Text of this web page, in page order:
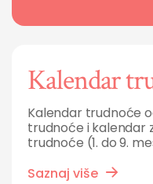
Kalendar
Kalendar trudnoće
trudnoće i kalendar
trudnoće (1. do 9.
Saznaj više